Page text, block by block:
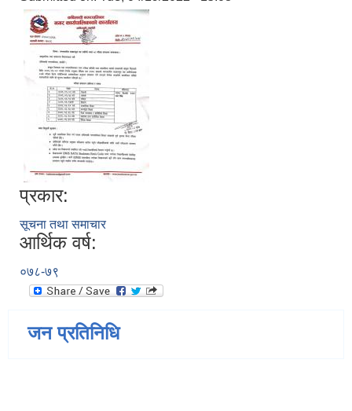
प्रकार:
सूचना तथा समाचार
आर्थिक वर्ष:
०७८-७९
जन प्रतिनिधि